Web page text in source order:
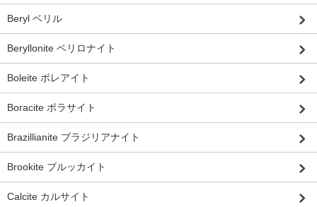
Beryl ベリル
Beryllonite ベリロナイト
Boleite ボレアイト
Boracite ボラサイト
Brazillianite ブラジリアナイト
Brookite ブルッカイト
Calcite カルサイト